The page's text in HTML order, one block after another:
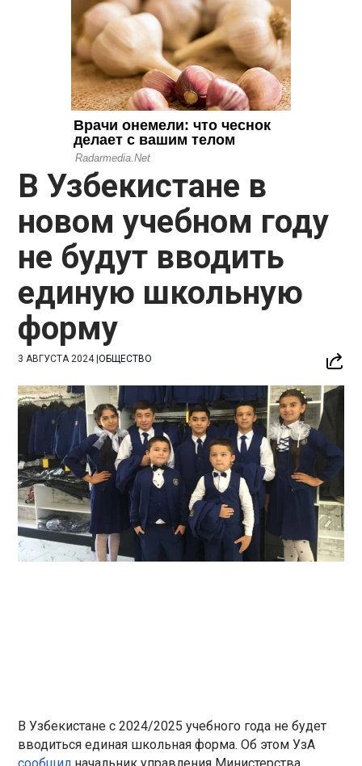
В Узбекистане в
новом учебном году
не будут вводить
единую школьную
форму
3 АВГУСТА 2024|ОБЩЕСТВО
В Узбекистане с 2024/2025 учебного года не будет
вводиться единая школьная форма. Об этом УзА